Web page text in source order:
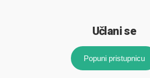
Učlani se
Popuni pristupnicu